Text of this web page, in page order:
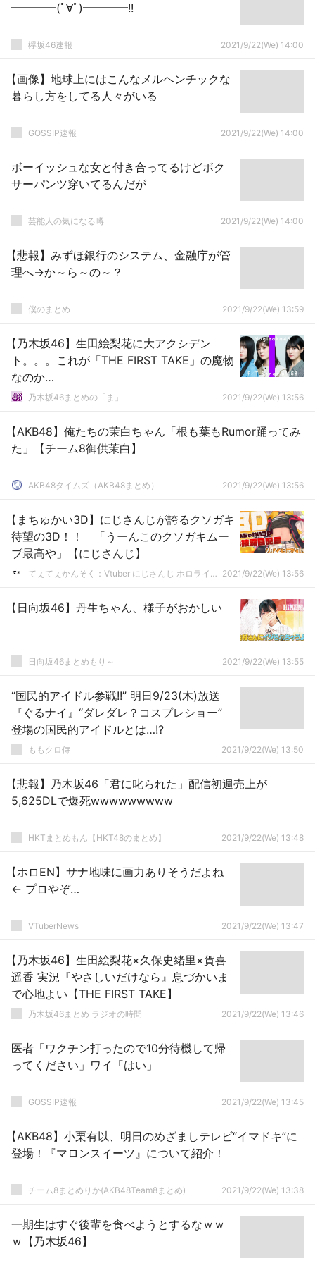
━━━━(ﾟ∀ﾟ)━━━━!!
欅坂46速報 2021/9/22(We) 14:00
【画像】地球上にはこんなメルヘンチックな
暮らし方をしてる人々がいる
GOSSIP速報 2021/9/22(We) 14:00
ボーイッシュな女と付き合ってるけどボク
サーパンツ穿いてるんだが
芸能人の気になる噂 2021/9/22(We) 14:00
【悲報】みずほ銀行のシステム、金融庁が管
理へ→か～ら～の～？
僕のまとめ 2021/9/22(We) 13:59
【乃木坂46】生田絵梨花に大アクシデン
ト。。。これが「THE FIRST TAKE」の魔物
なのか…
乃木坂46まとめの「ま」 2021/9/22(We) 13:56
【AKB48】俺たちの茉白ちゃん「根も葉もRumor踊ってみ
た」【チーム8御供茉白】
AKB48タイムズ（AKB48まとめ） 2021/9/22(We) 13:56
【まちゅかい3D】にじさんじが誇るクソガキ
待望の3D！！ 「うーんこのクソガキムー
ブ最高や」【にじさんじ】
てぇてぇかんそく：Vtuber にじさんじ ホロライブまとめ 2021/9/22(We) 13:56
【日向坂46】丹生ちゃん、様子がおかしい
日向坂46まとめもり～ 2021/9/22(We) 13:55
“国民的アイドル参戦!!” 明日9/23(木)放送
『ぐるナイ』“ダレダレ？コスプレショー”
登場の国民的アイドルとは…!?
ももクロ侍 2021/9/22(We) 13:50
【悲報】乃木坂46「君に叱られた」配信初週売上が
5,625DLで爆死wwwwwwwww
HKTまとめもん【HKT48のまとめ】 2021/9/22(We) 13:48
【ホロEN】サナ地味に画力ありそうだよね
← プロやぞ…
VTuberNews 2021/9/22(We) 13:47
【乃木坂46】生田絵梨花×久保史緒里×賀喜
遥香 実況『やさしいだけなら』息づかいま
で心地よい【THE FIRST TAKE】
乃木坂46まとめ ラジオの時間 2021/9/22(We) 13:46
医者「ワクチン打ったので10分待機して帰
ってください」ワイ「はい」
GOSSIP速報 2021/9/22(We) 13:45
【AKB48】小栗有以、明日のめざましテレビ“イマドキ”に
登場！『マロンスイーツ』について紹介！
チーム8まとめりか(AKB48Team8まとめ) 2021/9/22(We) 13:38
一期生はすぐ後輩を食べようとするなｗｗ
ｗ【乃木坂46】